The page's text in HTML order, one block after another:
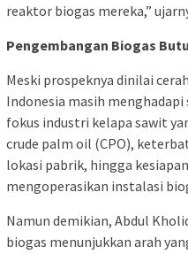
reaktor biogas mereka,”
Pengembangan Biogas
Meski prospeknya dinilai
Indonesia masih
fokus industri kelapa sawit
crude palm oil (CPO),
lokasi pabrik, hingga
mengoperasikan instalasi
Namun demikian, Abdul
biogas menunjukkan arah